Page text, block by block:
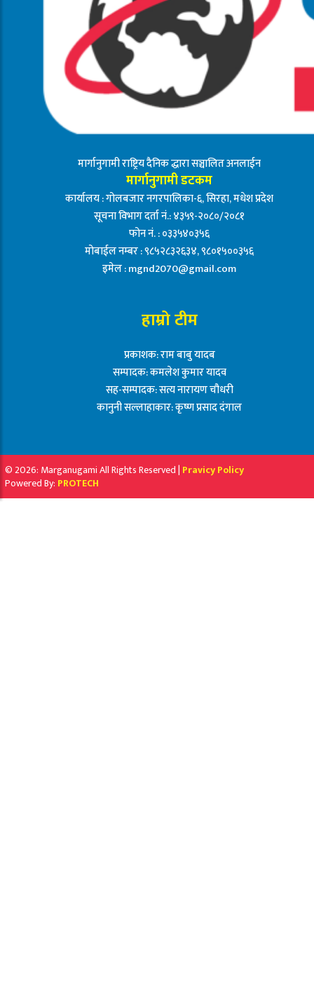
मार्गानुगामी राष्ट्रिय दैनिक द्धारा सञ्चालित अनलाईन
मार्गानुगामी डटकम
कार्यालय : गोलबजार नगरपालिका-६, सिरहा, मधेश प्रदेश
सूचना विभाग दर्ता नं.: ४३५९-२०८०/२०८१
फोन नं. : ०३३५४०३५६
मोबाईल नम्बर : ९८५२८३२६३४, ९८०१५००३५६
इमेल :mgnd2070@gmail.com
हाम्रो टीम
प्रकाशक: राम बाबु यादब
सम्पादक: कमलेश कुमार यादव
सह-सम्पादक: सत्य नारायण चौधरी
कानुनी सल्लाहाकार: कृष्ण प्रसाद दंगाल
© 2026: Marganugami All Rights Reserved | Pravicy Policy
Powered By: PROTECH